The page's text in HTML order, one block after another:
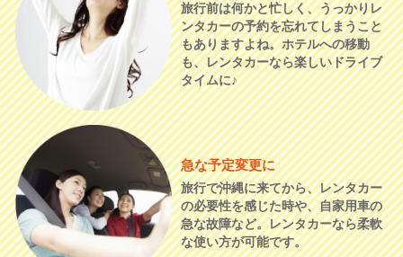
旅行前は何かと忙しく、うっかりレ
ンタカーの予約を忘れてしまうこと
もありますよね。ホテルへの移動
も、レンタカーなら楽しいドライブ
タイムに♪
急な予定変更に
旅行で沖縄に来てから、レンタカー
の必要性を感じた時や、自家用車の
急な故障など。レンタカーなら柔軟
な使い方が可能です。